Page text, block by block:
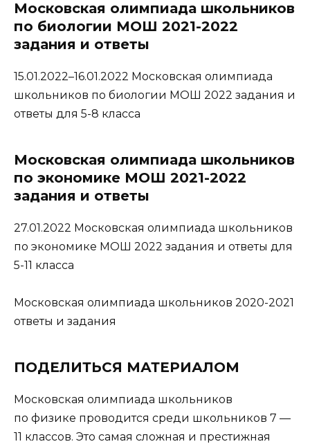
Московская олимпиада школьников
по биологии МОШ 2021-2022
задания и ответы
15.01.2022–16.01.2022 Московская олимпиада
школьников по биологии МОШ 2022 задания и
ответы для 5-8 класса
Московская олимпиада школьников
по экономике МОШ 2021-2022
задания и ответы
27.01.2022 Московская олимпиада школьников
по экономике МОШ 2022 задания и ответы для
5-11 класса
Московская олимпиада школьников 2020-2021
ответы и задания
ПОДЕЛИТЬСЯ МАТЕРИАЛОМ
Московская олимпиада школьников
по физике проводится среди школьников 7 —
11 классов. Это самая сложная и престижная